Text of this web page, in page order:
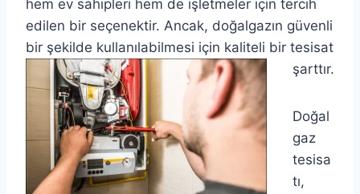
hem ev sahipleri hem de işletmeler için tercih
edilen bir seçenektir. Ancak, doğalgazın güvenli
bir şekilde kullanılabilmesi için kaliteli bir tesisat
şarttır.
Doğal
gaz
tesisa
tı,